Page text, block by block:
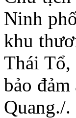
Ninh
khu
Thái Tổ,
bảo
Quang./.